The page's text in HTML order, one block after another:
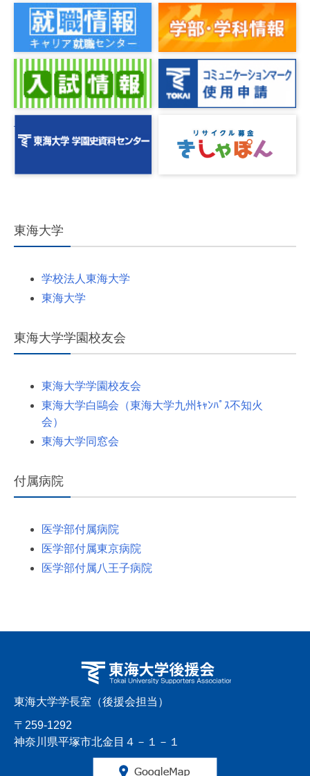
東海大学
学校法人東海大学
東海大学
東海大学学園校友会
東海大学学園校友会
東海大学白鷗会（東海大学九州ｷｬﾝﾊﾟｽ不知火
会）
東海大学同窓会
付属病院
医学部付属病院
医学部付属東京病院
医学部付属八王子病院
東海大学学長室（後援会担当）
〒259-1292
神奈川県平塚市北金目４－１－１